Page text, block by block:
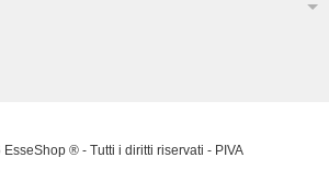
® - Tutti i diritti riservati - PIVA